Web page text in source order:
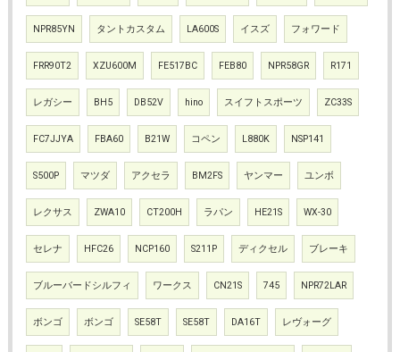
NPR85YN タントカスタム LA600S イスズ フォワード
FRR90T2 XZU600M FE517BC FEB80 NPR58GR R171
レガシー BH5 DB52V hino スイフトスポーツ ZC33S
FC7JJYA FBA60 B21W コペン L880K NSP141
S500P マツダ アクセラ BM2FS ヤンマー ユンボ
レクサス ZWA10 CT200H ラパン HE21S WX-30
セレナ HFC26 NCP160 S211P ディクセル ブレーキ
ブルーバードシルフィ ワークス CN21S 745 NPR72LAR
ボンゴ ボンゴ SE58T SE58T DA16T レヴォーグ